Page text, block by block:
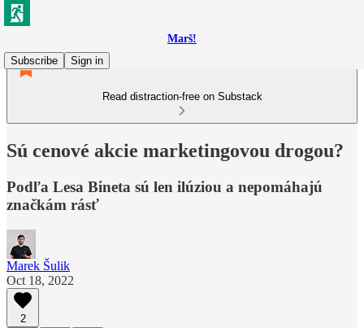
Marš!
Subscribe
Sign in
Read distraction-free on Substack
Sú cenové akcie marketingovou drogou?
Podľa Lesa Bineta sú len ilúziou a nepomáhajú
značkám rásť
Marek Šulik
Oct 18, 2022
2